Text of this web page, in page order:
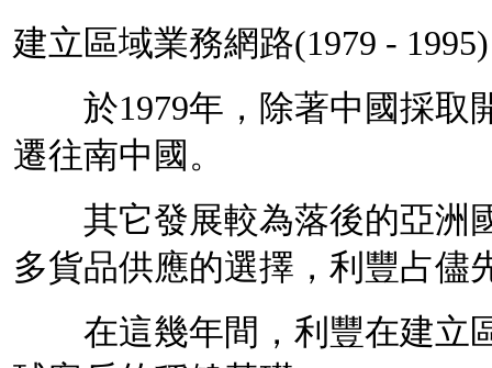
建立區域業務網路(1979 - 1995)
於1979年，除著中國採取
遷往南中國。
其它發展較為落後的亞洲
多貨品供應的選擇，利豐占儘
在這幾年間，利豐在建立區